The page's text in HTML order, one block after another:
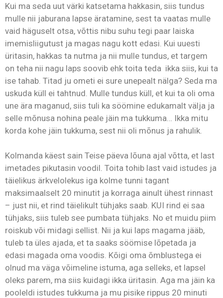
Kui ma seda uut värki katsetama hakkasin, siis tundus
mulle nii jaburana lapse äratamine, sest ta vaatas mulle
vaid häguselt otsa, võttis nibu suhu tegi paar laiska
imemisliigutust ja magas nagu kott edasi. Kui uuesti
üritasin, hakkas ta nutma ja nii mulle tundus, et targem
on teha nii nagu laps soovib ehk toita teda ikka siis, kui ta
ise tahab. Titad ju ometi ei sure unepealt nälga? Seda ma
uskuda küll ei tahtnud. Mulle tundus küll, et kui ta oli oma
une ära maganud, siis tuli ka söömine edukamalt välja ja
selle mõnusa nohina peale jäin ma tukkuma… Ikka mitu
korda kohe jäin tukkuma, sest nii oli mõnus ja rahulik.
Kolmanda käest sain Teise päeva lõuna ajal võtta, et last
imetades pikutasin voodil. Toita tohib last vaid istudes ja
täielikus ärkvelolekus iga kolme tunni tagant
maksimaalselt 20 minutit ja korraga ainult ühest rinnast
– just nii, et rind täielikult tühjaks saab. KUI rind ei saa
tühjaks, siis tuleb see pumbata tühjaks. No et muidu piim
roiskub või midagi sellist. Nii ja kui laps magama jääb,
tuleb ta üles ajada, et ta saaks söömise lõpetada ja
edasi magada oma voodis. Kõigi oma õmblustega ei
olnud ma väga võimeline istuma, aga selleks, et lapsel
oleks parem, ma siis kuidagi ikka üritasin. Aga ma jäin ka
pooleldi istudes tukkuma ja mu pisike rippus 20 minuti